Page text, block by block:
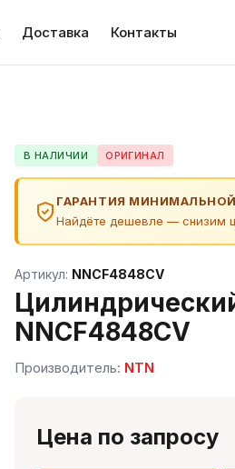
Доставка Контакты
В НАЛИЧИИ ОРИГИНАЛ
ГАРАНТИЯ
Найдёте дешевле — снизим
Артикул: NNCF4848CV
NNCF4848CV
Производитель: NTN
Цена по запросу